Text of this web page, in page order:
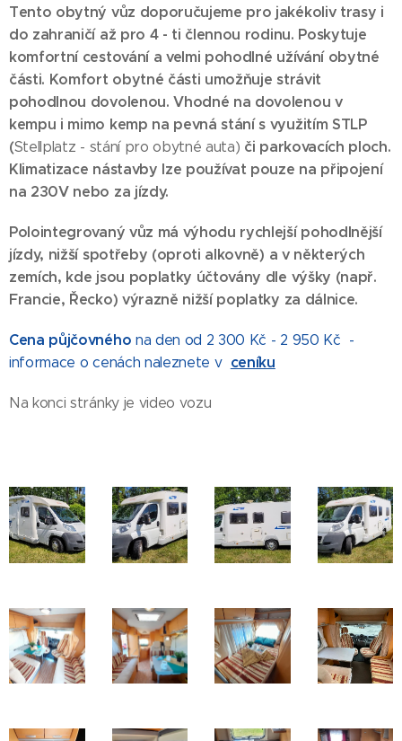
Tento obytný vůz doporučujeme pro jakékoliv trasy i
do zahraničí až pro 4 - ti člennou rodinu. Poskytuje
komfortní cestování a velmi pohodlné užívání obytné
části. Komfort obytné části umožňuje strávit
pohodlnou dovolenou. Vhodné na dovolenou v
kempu i mimo kemp na pevná stání s využitím STLP
(Stellplatz - stání pro obytné auta) či parkovacích ploch.
Klimatizace nástavby lze používat pouze na připojení
na 230V nebo za jízdy.
Polointegrovaný vůz má výhodu rychlejší pohodlnější
jízdy, nižší spotřeby (oproti alkovně) a v některých
zemích, kde jsou poplatky účtovány dle výšky (např.
Francie, Řecko) výrazně nižší poplatky za dálnice.
Cena půjčovného na den od 2 300 Kč - 2 950 Kč -
informace o cenách naleznete v ceníku
Na konci stránky je video vozu